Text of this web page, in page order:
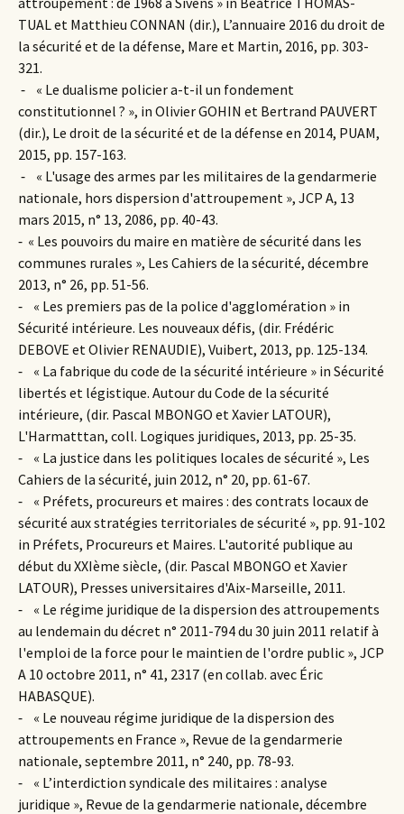
TUAL et Matthieu CONNAN (dir.), L’annuaire 2016 du droit de
la sécurité et de la défense, Mare et Martin, 2016, pp. 303-
321.
⁃ « Le dualisme policier a-t-il un fondement
constitutionnel ? », in Olivier GOHIN et Bertrand PAUVERT
(dir.), Le droit de la sécurité et de la défense en 2014, PUAM,
2015, pp. 157-163.
⁃ « L'usage des armes par les militaires de la gendarmerie
nationale, hors dispersion d'attroupement », JCP A, 13
mars 2015, n° 13, 2086, pp. 40-43.
⁃ « Les pouvoirs du maire en matière de sécurité dans les
communes rurales », Les Cahiers de la sécurité, décembre
2013, n° 26, pp. 51-56.
⁃ « Les premiers pas de la police d'agglomération » in
Sécurité intérieure. Les nouveaux défis, (dir. Frédéric
DEBOVE et Olivier RENAUDIE), Vuibert, 2013, pp. 125-134.
⁃ « La fabrique du code de la sécurité intérieure » in Sécurité
libertés et légistique. Autour du Code de la sécurité
intérieure, (dir. Pascal MBONGO et Xavier LATOUR),
L'Harmatttan, coll. Logiques juridiques, 2013, pp. 25-35.
⁃ « La justice dans les politiques locales de sécurité », Les
Cahiers de la sécurité, juin 2012, n° 20, pp. 61-67.
⁃ « Préfets, procureurs et maires : des contrats locaux de
sécurité aux stratégies territoriales de sécurité », pp. 91-102
in Préfets, Procureurs et Maires. L'autorité publique au
début du XXIème siècle, (dir. Pascal MBONGO et Xavier
LATOUR), Presses universitaires d'Aix-Marseille, 2011.
⁃ « Le régime juridique de la dispersion des attroupements
au lendemain du décret n° 2011-794 du 30 juin 2011 relatif à
l'emploi de la force pour le maintien de l'ordre public », JCP
A 10 octobre 2011, n° 41, 2317 (en collab. avec Éric
HABASQUE).
⁃ « Le nouveau régime juridique de la dispersion des
attroupements en France », Revue de la gendarmerie
nationale, septembre 2011, n° 240, pp. 78-93.
⁃ « L’interdiction syndicale des militaires : analyse
juridique », Revue de la gendarmerie nationale, décembre